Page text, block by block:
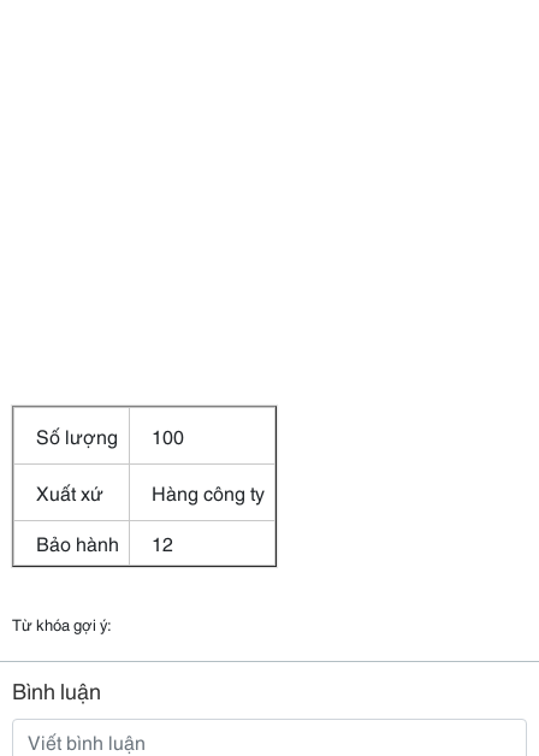
Số lượng 100
Xuất xứ
Hàng công ty
Bảo hành
12
Từ khóa gợi ý:
Bình luận